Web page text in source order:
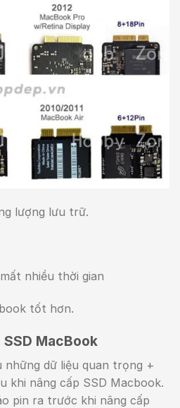
lượng lưu trữ.
nhiều thời gian
tốt hơn.
MacBook
những dữ liệu quan trọng +
khi nâng cấp SSD Macbook.
pin ra trước khi nâng cấp